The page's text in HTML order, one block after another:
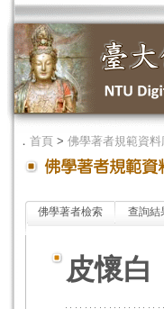
． 首頁 > 佛學著者規範資料
佛學著者檢索 查詢結
皮懷白